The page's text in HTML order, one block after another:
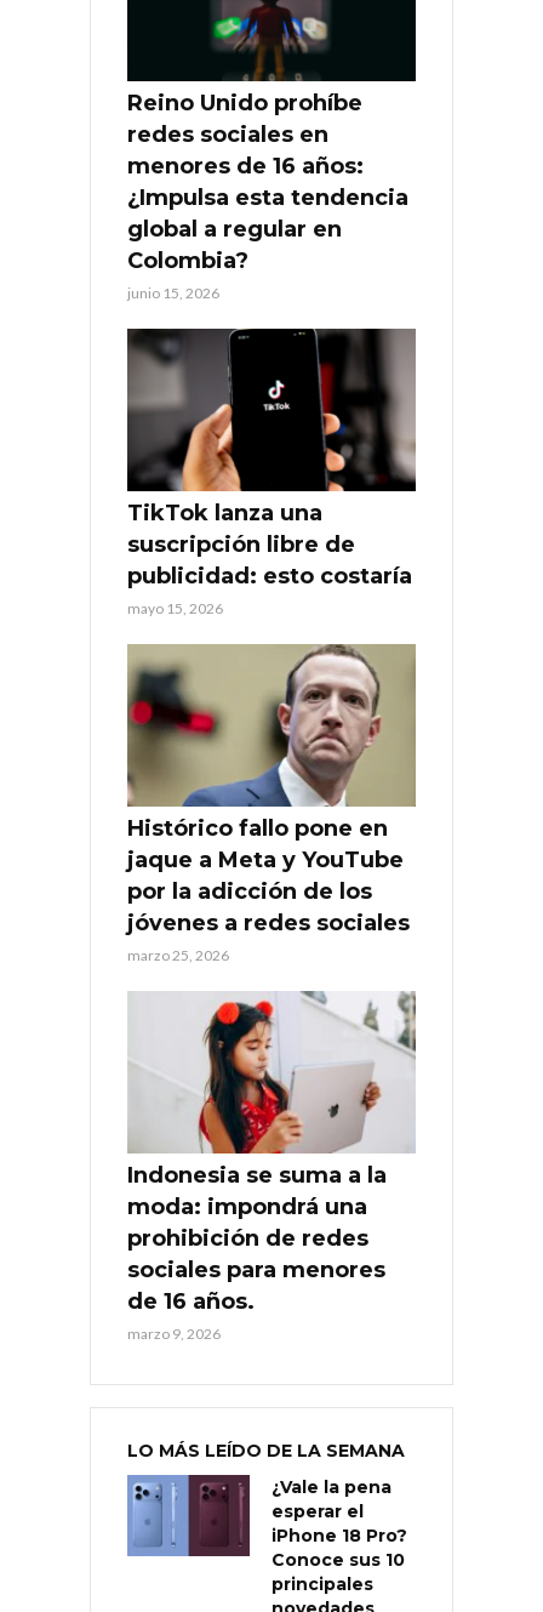
Reino Unido prohíbe
redes sociales en
menores de 16 años:
¿Impulsa esta tendencia
global a regular en
Colombia?
junio 15, 2026
TikTok lanza una
suscripción libre de
publicidad: esto costaría
mayo 15, 2026
Histórico fallo pone en
jaque a Meta y YouTube
por la adicción de los
jóvenes a redes sociales
marzo 25, 2026
Indonesia se suma a la
moda: impondrá una
prohibición de redes
sociales para menores
de 16 años.
marzo 9, 2026
LO MÁS LEÍDO DE LA SEMANA
¿Vale la pena
esperar el
iPhone 18 Pro?
Conoce sus 10
principales